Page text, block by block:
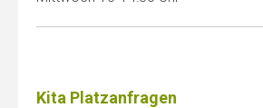
Kita Platzanfragen